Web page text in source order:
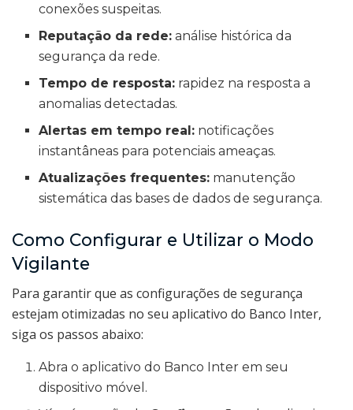
conexões suspeitas.
Reputação da rede: análise histórica da
segurança da rede.
Tempo de resposta: rapidez na resposta a
anomalias detectadas.
Alertas em tempo real: notificações
instantâneas para potenciais ameaças.
Atualizações frequentes: manutenção
sistemática das bases de dados de segurança.
Como Configurar e Utilizar o Modo
Vigilante
Para garantir que as configurações de segurança
estejam otimizadas no seu aplicativo do Banco Inter,
siga os passos abaixo:
Abra o aplicativo do Banco Inter em seu
dispositivo móvel.